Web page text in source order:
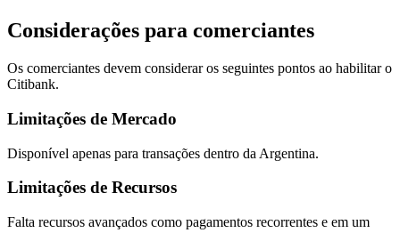
Considerações para comerciantes
Os comerciantes devem considerar os seguintes pontos ao habilitar o
Citibank.
Limitações de Mercado
Disponível apenas para transações dentro da Argentina.
Limitações de Recursos
Falta recursos avançados como pagamentos recorrentes e em um